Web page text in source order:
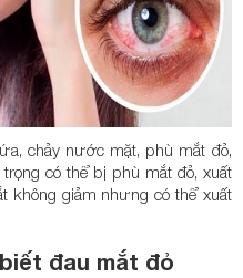
chảy nước mặt, phù mắt đỏ,
có thể bị phù mắt đỏ, xuất
không giảm nhưng có thể xuất
đau mắt đỏ